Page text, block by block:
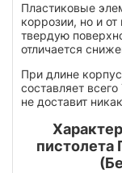
Пластиковые
коррозии, но и
твердую
отличается
При длине
составляет
не доставит
пистолета